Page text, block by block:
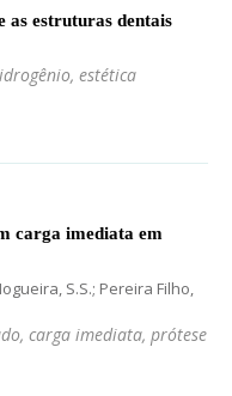
as estruturas dentais
estética
carga imediata em
S.S.; Pereira Filho,
carga imediata, prótese